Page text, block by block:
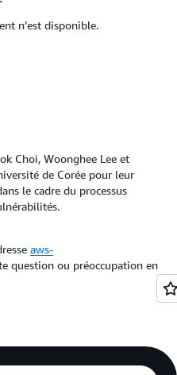
n’est disponible.
Choi, Woonghee Lee et
de Corée pour leur
le cadre du processus
aws-
question ou préoccupation en